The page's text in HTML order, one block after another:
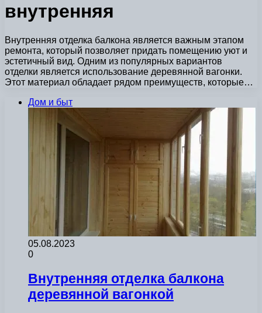
внутренняя
Внутренняя отделка балкона является важным этапом
ремонта, который позволяет придать помещению уют и
эстетичный вид. Одним из популярных вариантов
отделки является использование деревянной вагонки.
Этот материал обладает рядом преимуществ, которые…
Дом и быт
05.08.2023
0
Внутренняя отделка балкона
деревянной вагонкой